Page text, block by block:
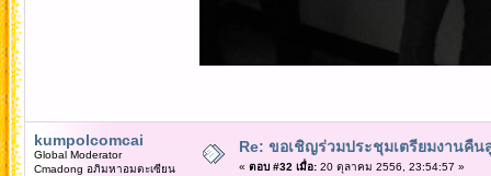
kumpolcomcai
Global Moderator
Cmadong อภิมหาอมตะเซียน
Re: ขอเชิญร่วมประชุมเตรียมงานคืน
« ตอบ #32 เมื่อ:20 ตุลาคม 2556, 23:54:57 »